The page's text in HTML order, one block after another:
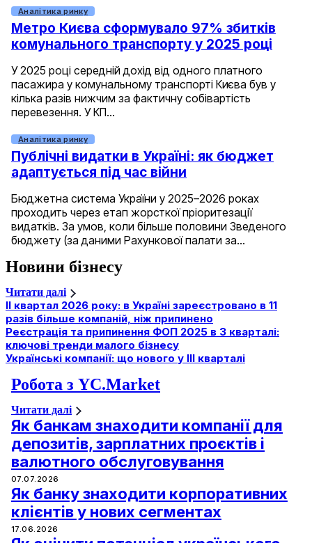
Аналітика ринку
Метро Києва сформувало 97% збитків
комунального транспорту у 2025 році
У 2025 році середній дохід від одного платного
пасажира у комунальному транспорті Києва був у
кілька разів нижчим за фактичну собівартість
перевезення. У КП…
Аналітика ринку
Публічні видатки в Україні: як бюджет
адаптується під час війни
Бюджетна система України у 2025–2026 роках
проходить через етап жорсткої пріоритезації
видатків. За умов, коли більше половини Зведеного
бюджету (за даними Рахункової палати за…
Новини бізнесу
Читати далі
II квартал 2026 року: в Україні зареєстровано в 11
разів більше компаній, ніж припинено
Реєстрація та припинення ФОП 2025 в 3 кварталі:
ключові тренди малого бізнесу
Українські компанії: що нового у ІІІ кварталі
Робота з YC.Market
Читати далі
Як банкам знаходити компанії для
депозитів, зарплатних проєктів і
валютного обслуговування
07.07.2026
Як банку знаходити корпоративних
клієнтів у нових сегментах
17.06.2026